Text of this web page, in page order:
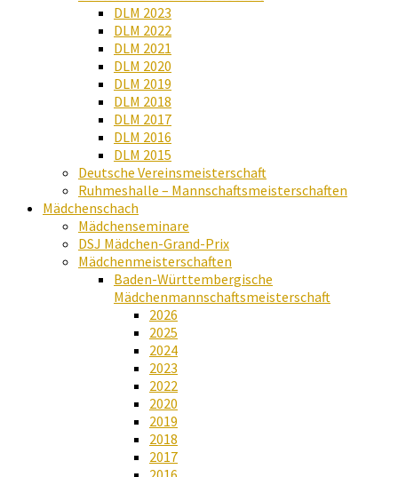
DLM 2023
DLM 2022
DLM 2021
DLM 2020
DLM 2019
DLM 2018
DLM 2017
DLM 2016
DLM 2015
Deutsche Vereinsmeisterschaft
Ruhmeshalle – Mannschaftsmeisterschaften
Mädchenschach
Mädchenseminare
DSJ Mädchen-Grand-Prix
Mädchenmeisterschaften
Baden-Württembergische
Mädchenmannschaftsmeisterschaft
2026
2025
2024
2023
2022
2020
2019
2018
2017